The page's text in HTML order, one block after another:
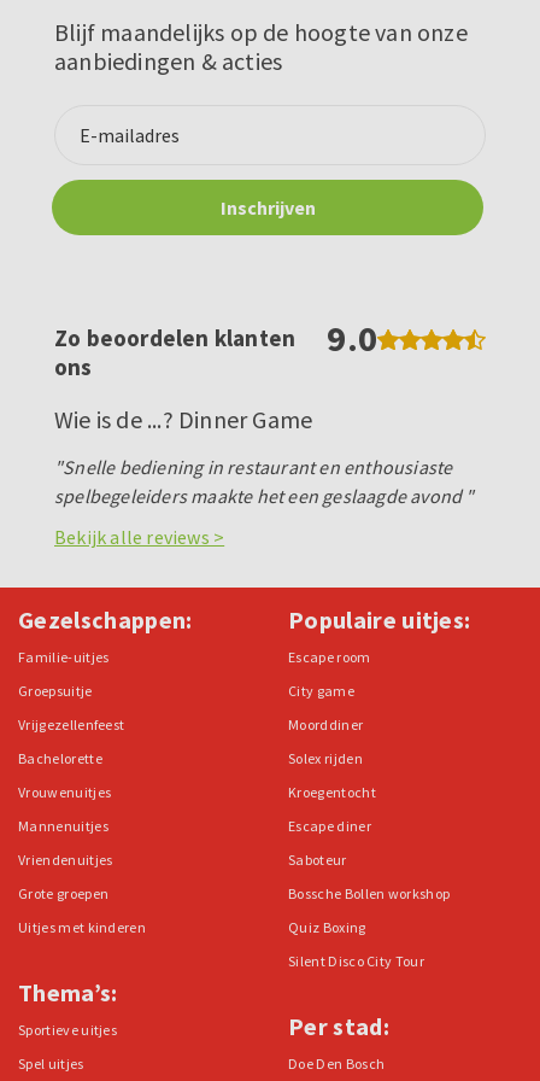
Blijf maandelijks op de hoogte van onze
aanbiedingen & acties
Zo beoordelen klanten
ons
9.0
Wie is de ...? Dinner Game
"Snelle bediening in restaurant en enthousiaste
spelbegeleiders maakte het een geslaagde avond "
Bekijk alle reviews >
Gezelschappen:
Familie-uitjes
Groepsuitje
Vrijgezellenfeest
Bachelorette
Vrouwenuitjes
Mannenuitjes
Vriendenuitjes
Grote groepen
Uitjes met kinderen
Thema’s:
Sportieve uitjes
Spel uitjes
Populaire uitjes:
Escape room
City game
Moorddiner
Solex rijden
Kroegentocht
Escape diner
Saboteur
Bossche Bollen workshop
Quiz Boxing
Silent Disco City Tour
Per stad:
Doe Den Bosch